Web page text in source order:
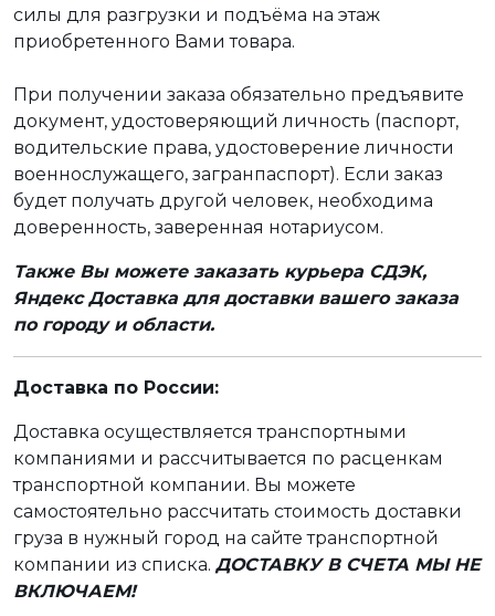
силы для разгрузки и подъёма на этаж
приобретенного Вами товара.
При получении заказа обязательно предъявите
документ, удостоверяющий личность (паспорт,
водительские права, удостоверение личности
военнослужащего, загранпаспорт). Если заказ
будет получать другой человек, необходима
доверенность, заверенная нотариусом.
Также Вы можете заказать курьера СДЭК,
Яндекс Доставка для доставки вашего заказа
по городу и области.
Доставка по России:
Доставка осуществляется транспортными
компаниями и рассчитывается по расценкам
транспортной компании. Вы можете
самостоятельно рассчитать стоимость доставки
груза в нужный город на сайте транспортной
компании из списка. ДОСТАВКУ В СЧЕТА МЫ НЕ
ВКЛЮЧАЕМ!